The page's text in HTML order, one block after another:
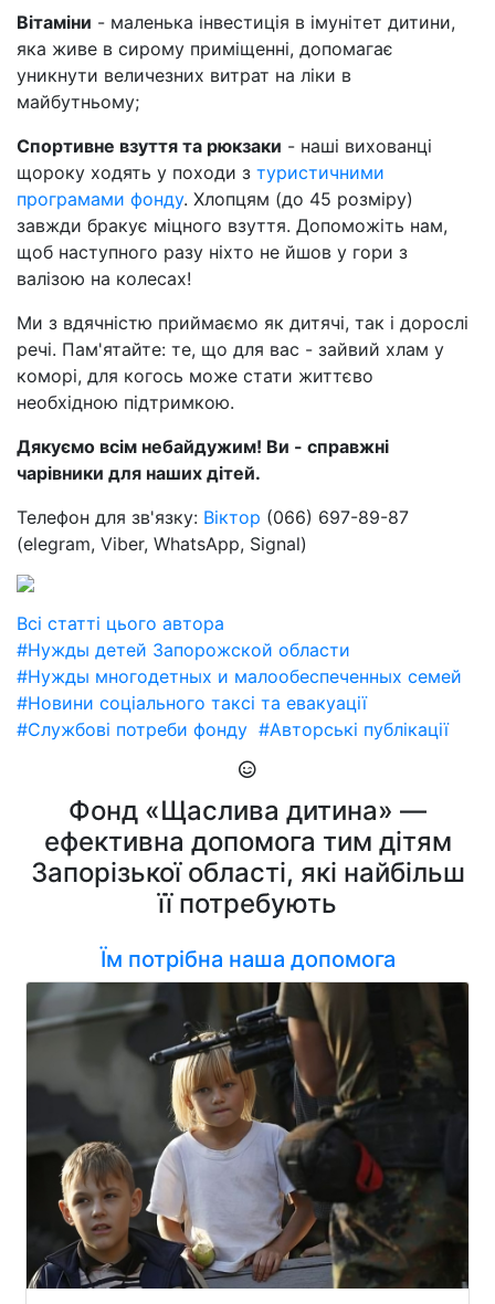
Вітаміни - маленька інвестиція в імунітет дитини,
яка живе в сирому приміщенні, допомагає
уникнути величезних витрат на ліки в
майбутньому;
Спортивне взуття та рюкзаки - наші вихованці
щороку ходять у походи з туристичними
програмами фонду. Хлопцям (до 45 розміру)
завжди бракує міцного взуття. Допоможіть нам,
щоб наступного разу ніхто не йшов у гори з
валізою на колесах!
Ми з вдячністю приймаємо як дитячі, так і дорослі
речі. Пам'ятайте: те, що для вас - зайвий хлам у
коморі, для когось може стати життєво
необхідною підтримкою.
Дякуємо всім небайдужим! Ви - справжні
чарівники для наших дітей.
Телефон для зв'язку: Віктор (066) 697-89-87
(elegram, Viber, WhatsApp, Signal)
Всі статті цього автора
#Нужды детей Запорожской области
#Нужды многодетных и малообеспеченных семей
#Новини соціального таксі та евакуації
#Службові потреби фонду #Авторські публікації
Фонд «Щаслива дитина» —
ефективна допомога тим дітям
Запорізької області, які найбільш
її потребують
Їм потрібна наша допомога